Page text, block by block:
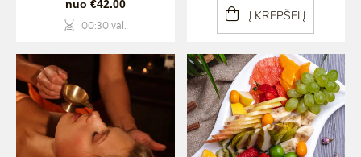
nuo €42.00
00:30 val.
Į KREPŠELĮ